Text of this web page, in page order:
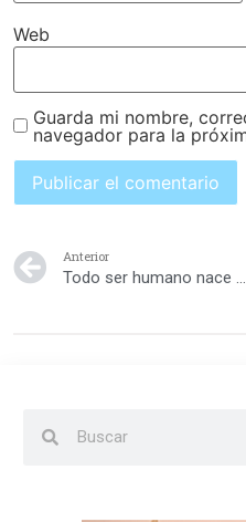
Web
Guarda mi nombre,
navegador para la
Anterior
Todo ser humano nace con un potencial para aprender